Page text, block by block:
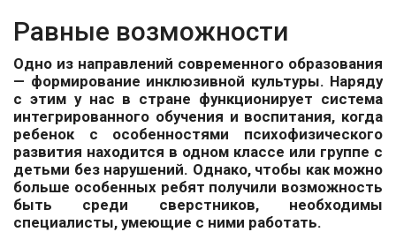
Равные возможности
Одно из направлений современного образования
— формирование инклюзивной культуры. Наряду
с этим у нас в стране функционирует система
интегрированного обучения и воспитания, когда
ребенок с особенностями психофизического
развития находится в одном классе или группе с
детьми без нарушений. Однако, чтобы как можно
больше особенных ребят получили возможность
быть среди сверстников, необходимы
специалисты, умеющие с ними работать.